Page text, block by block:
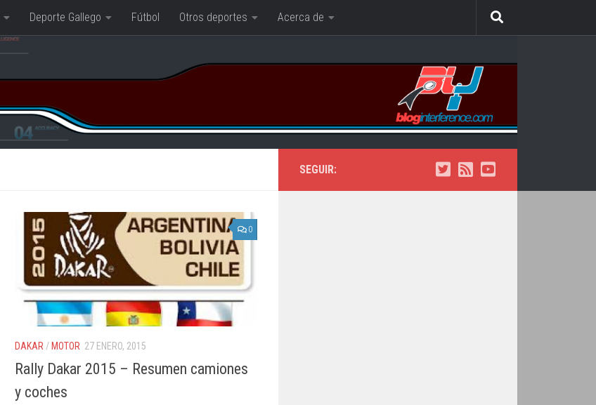
Deporte Gallego Fútbol Otros deportes Acerca de
0
DAKAR/ MOTOR 27 ENERO, 2015
Rally Dakar 2015 – Resumen camiones
y coches
SEGUIR: